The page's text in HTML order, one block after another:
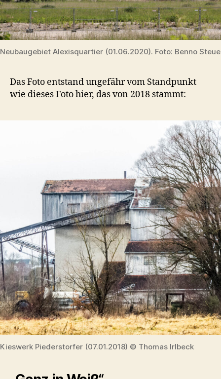
Neubaugebiet Alexisquartier (01.06.2020). Foto: Benno
Das Foto entstand ungefähr vom Standpunkt
wie dieses Foto hier, das von 2018 stammt:
Kieswerk Piederstorfer (07.01.2018) © Thomas Irlbeck